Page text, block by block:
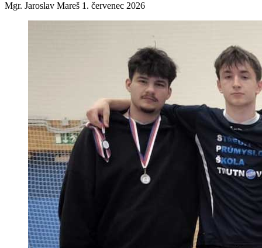
Mgr. Jaroslav Mareš 1. červenec 2026